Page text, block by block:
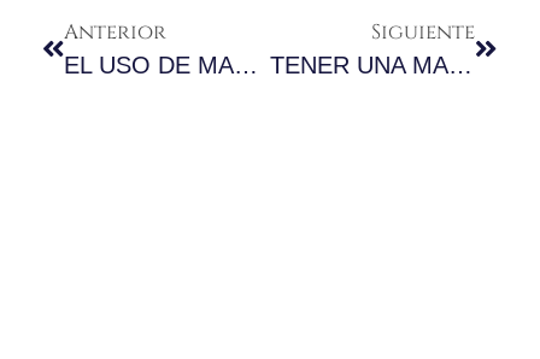
Anterior
EL USO DE MARCA A TRAVÉS DE UN SITIO WEB (INTERESANTE TESIS)
Siguiente
TENER UNA MARCA REGISTRADA NO DA DERECHO AUTOMÁTICO A UNA SEGUNDA